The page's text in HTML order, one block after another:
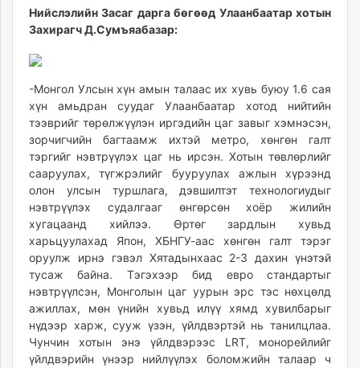
shuum.mn
times.mn
mass.mn
unegui.mn
assa.mn
toim.mn
tac.mn
paparazzi.mn
unread.today
Нийслэлийн Засаг дарга бөгөөд Улаанбаатар хотын
Захирагч Д.Сумъяабазар:
-Монгол Улсын хүн амын талаас их хувь буюу 1.6 сая
хүн амьдран суудаг Улаанбаатар хотод нийтийн
тээврийг төрөлжүүлэн иргэдийн цаг завыг хэмнэсэн,
зорчигчийн багтаамж ихтэй метро, хөнгөн галт
тэргийг нэвтрүүлэх цаг нь ирсэн. Хотын төвлөрлийг
сааруулах, түгжрэлийг бууруулах ажлын хүрээнд
олон улсын туршлага, дэвшилтэт технологиудыг
нэвтрүүлэх судалгааг өнгөрсөн хоёр жилийн
хугацаанд хийлээ. Өртөг зардлын хувьд
харьцуулахад Япон, ХБНГУ-аас хөнгөн галт тэрэг
оруулж ирнэ гэвэл Хятадынхаас 2-3 дахин үнэтэй
тусаж байна. Тэгэхээр бид евро стандартыг
нэвтрүүлсэн, Монголын цаг уурын эрс тэс нөхцөлд
ажиллах, мөн үнийн хувьд илүү хямд хувилбарыг
нүдээр харж, сууж үзэн, үйлдвэртэй нь танилцлаа.
Чунчин хотын энэ үйлдвэрээс LRT, монорейлийг
үйлдвэрийн үнээр нийлүүлэх боломжийн талаар ч